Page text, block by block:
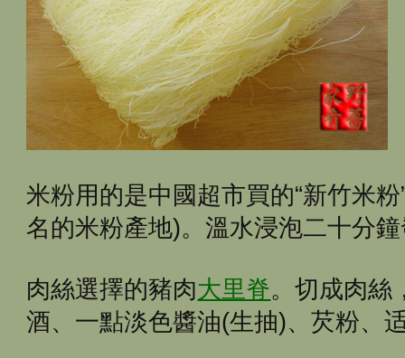
米粉用的是中國超市買的“新竹米
名的米粉產地)。溫水浸泡二十分
肉絲選擇的豬肉大里脊。切成肉絲
酒、一點淡色醬油(生抽)、芡粉、